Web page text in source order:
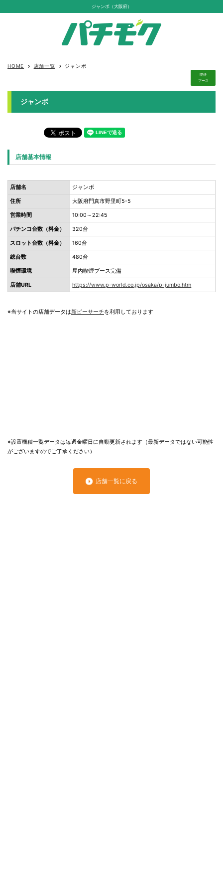
ジャンボ（大阪府）
HOME keyboard_arrow_right 店舗一覧 keyboard_arrow_right ジャンボ
喫煙
ブース
ジャンボ
店舗基本情報
店舗名 ジャンボ
住所 大阪府門真市野里町5-5
営業時間 10:00～22:45
パチンコ台数（料金） 320台
スロット台数（料金） 160台
総台数 480台
喫煙環境 屋内喫煙ブース完備
店舗URL https://www.p-world.co.jp/osaka/p-jumbo.htm
※当サイトの店舗データは新ピーサーチを利用しております
※設置機種一覧データは毎週金曜日に自動更新されます（最新データではない可能性
がございますのでご了承ください）
店舗一覧に戻る